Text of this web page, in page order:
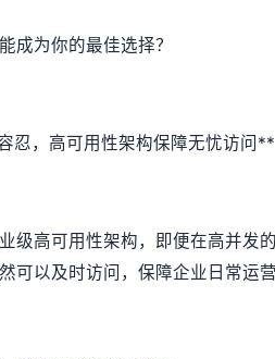
成为你的最佳选择？
忍，高可用性架构保障无忧访问**
级高可用性架构，即便在高并发
可以及时访问，保障企业日常运营